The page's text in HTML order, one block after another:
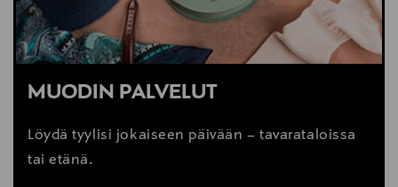
MUODIN PALVELUT
Löydä tyylisi jokaiseen päivään – tavarataloissa
tai etänä.